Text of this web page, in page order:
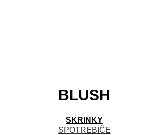
BLUSH
SKRINKY
SPOTREBIČE